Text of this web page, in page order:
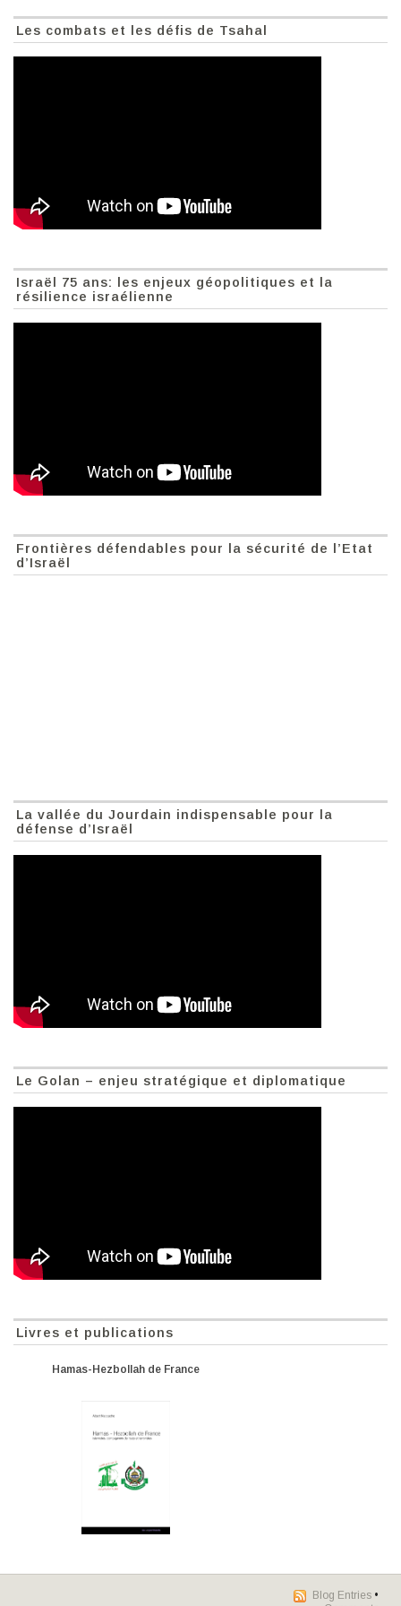
Les combats et les défis de Tsahal
Israël 75 ans: les enjeux géopolitiques et la
résilience israélienne
Frontières défendables pour la sécurité de l’Etat
d’Israël
La vallée du Jourdain indispensable pour la
défense d’Israël
Le Golan – enjeu stratégique et diplomatique
Livres et publications
Hamas-Hezbollah de France
Blog Entries •